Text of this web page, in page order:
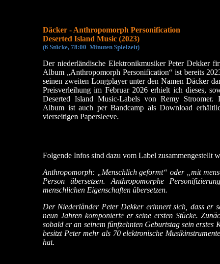
Däcker - Anthropomorph Personification
Deserted Island Music (2023)
(6 Stücke, 78:00 Minuten Spielzeit)
Der niederländische Elektronikmusiker Peter Dekker
Album „Anthropomorph Personification“ ist bereits
seinen zweiten Longplayer unter den Namen Däcker
Preisverleihung im Februar 2026 erhielt ich dieses,
Deserted Island Music-Labels von Remy Stroomer.
Album ist auch per Bandcamp als Download
vierseitigen Papersleeve.
Folgende Infos sind dazu vom Label zusammengestellt
Anthropomorph: „Menschlich geformt“ oder „mit
Person übersetzen. Anthropomorphe
menschlichen Eigenschaften übersetzen.
Der Niederländer Peter Dekker erinnert sich, dass er
neun Jahren komponierte er seine ersten Stücke.
sobald er an seinem fünfzehnten Geburtstag sein
besitzt Peter mehr als 70 elektronische
hat.